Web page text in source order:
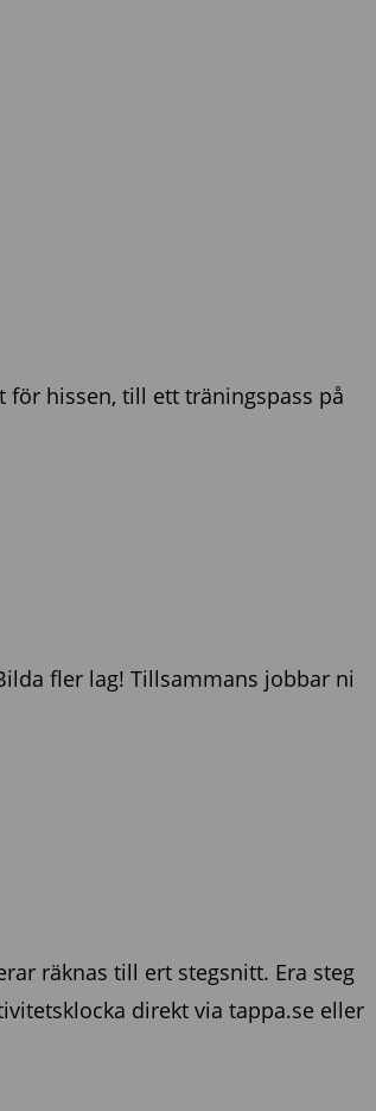
hissen, till ett träningspass på
fler lag! Tillsammans jobbar ni
räknas till ert stegsnitt. Era steg
direkt via tappa.se eller